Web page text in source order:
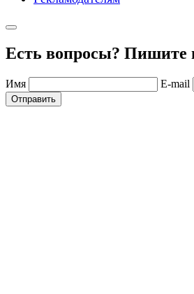
Есть вопросы? Пишите
Имя E-mail